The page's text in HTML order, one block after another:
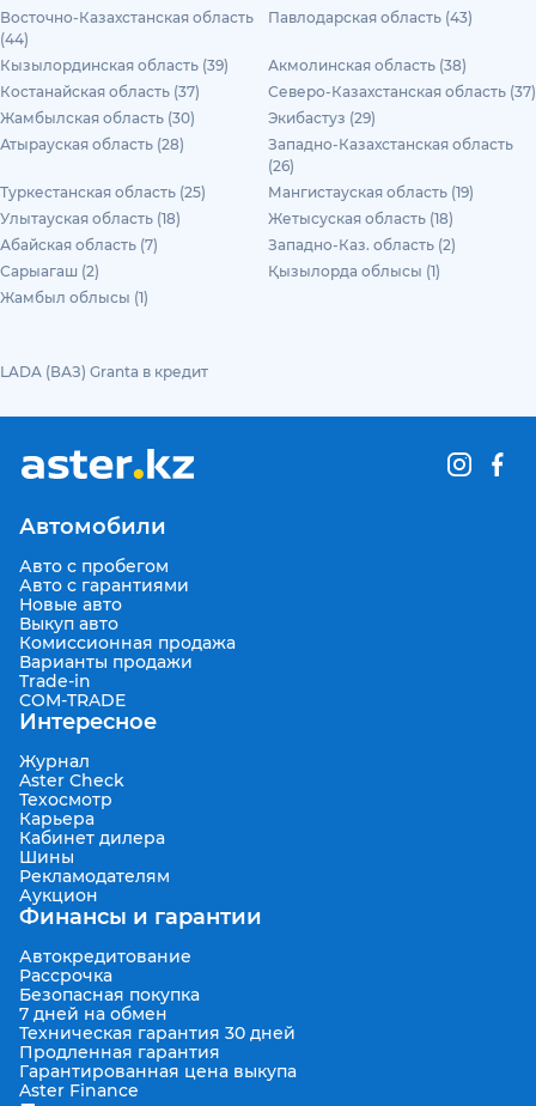
Восточно-Казахстанская область
(44)
Павлодарская область (43)
Кызылординская область (39)
Акмолинская область (38)
Костанайская область (37)
Северо-Казахстанская область (37)
Жамбылская область (30)
Экибастуз (29)
Атырауская область (28)
Западно-Казахстанская область
(26)
Туркестанская область (25)
Мангистауская область (19)
Улытауская область (18)
Жетысуская область (18)
Абайская область (7)
Западно-Каз. область (2)
Сарыагаш (2)
Қызылорда облысы (1)
Жамбыл облысы (1)
LADA (ВАЗ) Granta в кредит
Автомобили
Авто с пробегом
Авто с гарантиями
Новые авто
Выкуп авто
Комиссионная продажа
Варианты продажи
Trade-in
COM-TRADE
Интересное
Журнал
Aster Check
Техосмотр
Карьера
Кабинет дилера
Шины
Рекламодателям
Аукцион
Финансы и гарантии
Автокредитование
Рассрочка
Безопасная покупка
7 дней на обмен
Техническая гарантия 30 дней
Продленная гарантия
Гарантированная цена выкупа
Aster Finance